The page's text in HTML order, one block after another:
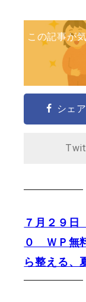
この記事が
シェ
７月２９日
０ ＷＰ無
ら整える、